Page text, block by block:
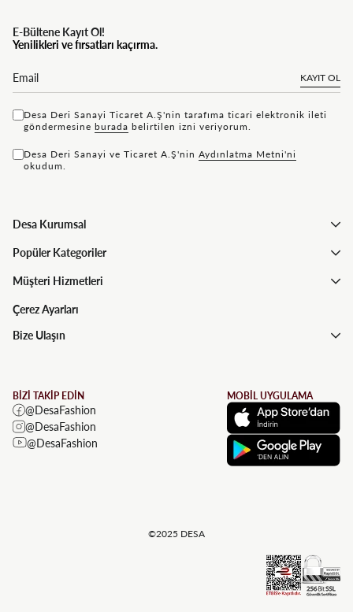
E-Bültene Kayıt Ol!
Yenilikleri ve fırsatları kaçırma.
KAYIT OL
Desa Deri Sanayi Ticaret A.Ş'nin tarafıma ticari elektronik ileti
göndermesine bu rada belirtilen izni veriyorum.
Desa Deri Sanayi ve Ticaret A.Ş'nin Aydınlatma Metni'ni
okudum.
Desa Kurumsal
Popüler Kategoriler
Müşteri Hizmetleri
Çerez Ayarları
Bize Ulaşın
BİZİ TAKİP EDİN
@DesaFashion
@DesaFashion
@DesaFashion
MOBİL UYGULAMA
©2025 DESA